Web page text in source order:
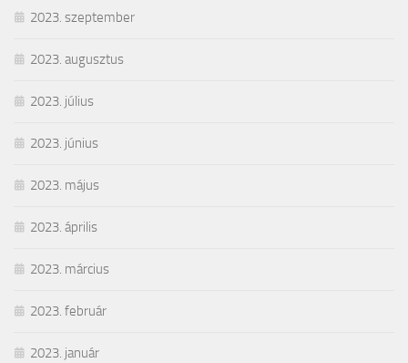
2023. szeptember
2023. augusztus
2023. július
2023. június
2023. május
2023. április
2023. március
2023. február
2023. január